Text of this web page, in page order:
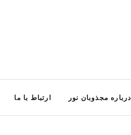
درباره مجذوبان نور ارتباط با ما